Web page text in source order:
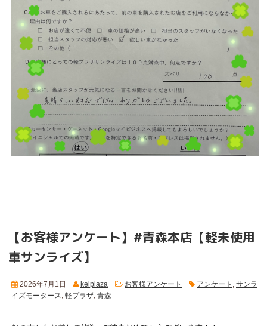
【お客様アンケート】#青森本店【軽未使用
車サンライズ】
2026年7月1日 keiplaza お客様アンケート アンケート
サンラ
イズモータース
軽プラザ 青森